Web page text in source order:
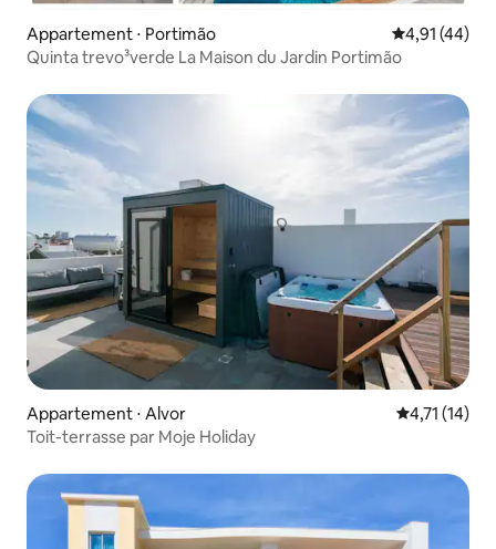
Appartement ⋅ Portimão Évaluation
4,91 (44)
Quinta trevo³verde La Maison du Jardin Portimão
Appartement ⋅ Alvor Évaluation
4,71 (14)
Toit-terrasse par Moje Holiday